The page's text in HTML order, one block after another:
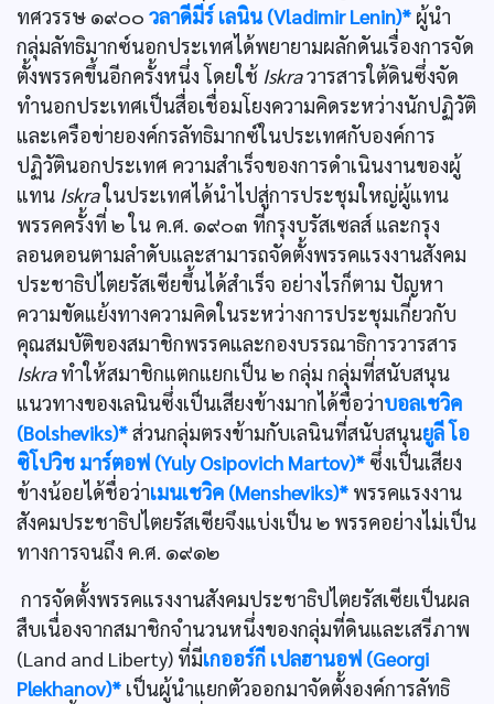
ทศวรรษ ๑๙๐๐ วลาดีมีร์ เลนิน (Vladimir Lenin)* ผู้นำ
กลุ่มลัทธิมากซ์นอกประเทศได้พยายามผลักดันเรื่องการจัด
ตั้งพรรคขึ้นอีกครั้งหนึ่ง โดยใช้ Iskraวารสารใต้ดินซึ่งจัด
ทำนอกประเทศเป็นสื่อเชื่อมโยงความคิดระหว่างนักปฏิวัติ
และเครือข่ายองค์กรลัทธิมากซ์ในประเทศกับองค์การ
ปฏิวัตินอกประเทศ ความสำเร็จของการดำเนินงานของผู้
แทน Iskraในประเทศได้นำไปสู่การประชุมใหญ่ผู้แทน
พรรคครั้งที่ ๒ ใน ค.ศ. ๑๙๐๓ ที่กรุงบรัสเซลส์ และกรุง
ลอนดอนตามลำดับและสามารถจัดตั้งพรรคแรงงานสังคม
ประชาธิปไตยรัสเซียขึ้นได้สำเร็จ อย่างไรก็ตาม ปัญหา
ความขัดแย้งทางความคิดในระหว่างการประชุมเกี่ยวกับ
คุณสมบัติของสมาชิกพรรคและกองบรรณาธิการวารสาร
Iskraทำให้สมาชิกแตกแยกเป็น ๒ กลุ่ม กลุ่มที่สนับสนุน
แนวทางของเลนินซึ่งเป็นเสียงข้างมากได้ชื่อว่าบอลเชวิค
(Bolsheviks)*ส่วนกลุ่มตรงข้ามกับเลนินที่สนับสนุนยูลี โอ
ซิโปวิช มาร์ตอฟ (Yuly Osipovich Martov)* ซึ่งเป็นเสียง
ข้างน้อยได้ชื่อว่าเมนเชวิค (Mensheviks)* พรรคแรงงาน
สังคมประชาธิปไตยรัสเซียจึงแบ่งเป็น ๒ พรรคอย่างไม่เป็น
ทางการจนถึง ค.ศ. ๑๙๑๒
การจัดตั้งพรรคแรงงานสังคมประชาธิปไตยรัสเซียเป็นผล
สืบเนื่องจากสมาชิกจำนวนหนึ่งของกลุ่มที่ดินและเสรีภาพ
(Land and Liberty) ที่มีเกออร์กี เปลฮานอฟ (Georgi
Plekhanov)* เป็นผู้นำแยกตัวออกมาจัดตั้งองค์การลัทธิ